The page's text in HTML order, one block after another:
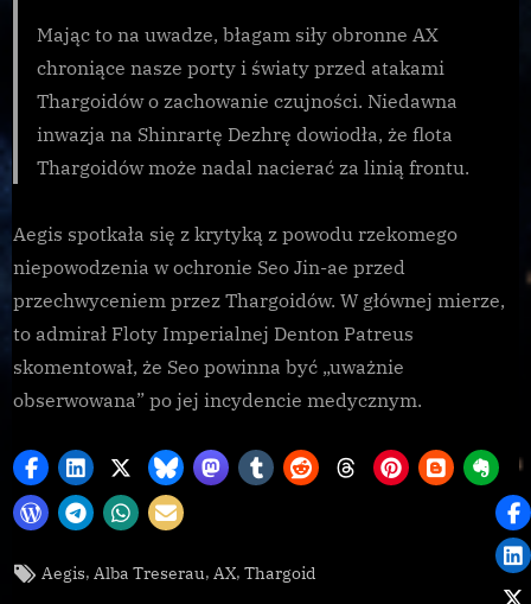
Mając to na uwadze, błagam siły obronne AX
chroniące nasze porty i światy przed atakami
Thargoidów o zachowanie czujności. Niedawna
inwazja na Shinrartę Dezhrę dowiodła, że flota
Thargoidów może nadal nacierać za linią frontu.
Aegis spotkała się z krytyką z powodu rzekomego
niepowodzenia w ochronie Seo Jin-ae przed
przechwyceniem przez Thargoidów. W głównej mierze,
to admirał Floty Imperialnej Denton Patreus
skomentował, że Seo powinna być „uważnie
obserwowana” po jej incydencie medycznym.
GalnetTags:
Aegis, Alba Treserau, AX,Thargoid